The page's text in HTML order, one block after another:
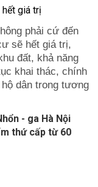
phải cứ đến
sẽ hết giá trị,
đất, khả năng
khai thác, chính
dân trong tương
- ga Hà Nội
thứ cấp từ 60